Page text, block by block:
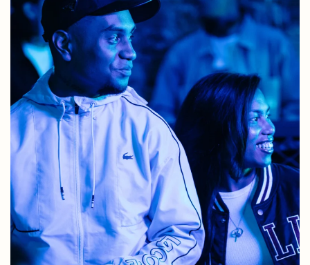
Photos by Raoul Laisina / @XAOUX